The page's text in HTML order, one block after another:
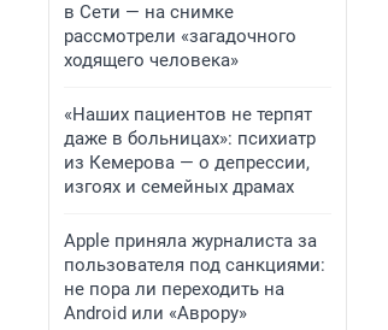
в Сети — на снимке
рассмотрели «загадочного
ходящего человека»
«Наших пациентов не терпят
даже в больницах»: психиатр
из Кемерова — о депрессии,
изгоях и семейных драмах
Apple приняла журналиста за
пользователя под санкциями:
не пора ли переходить на
Android или «Аврору»